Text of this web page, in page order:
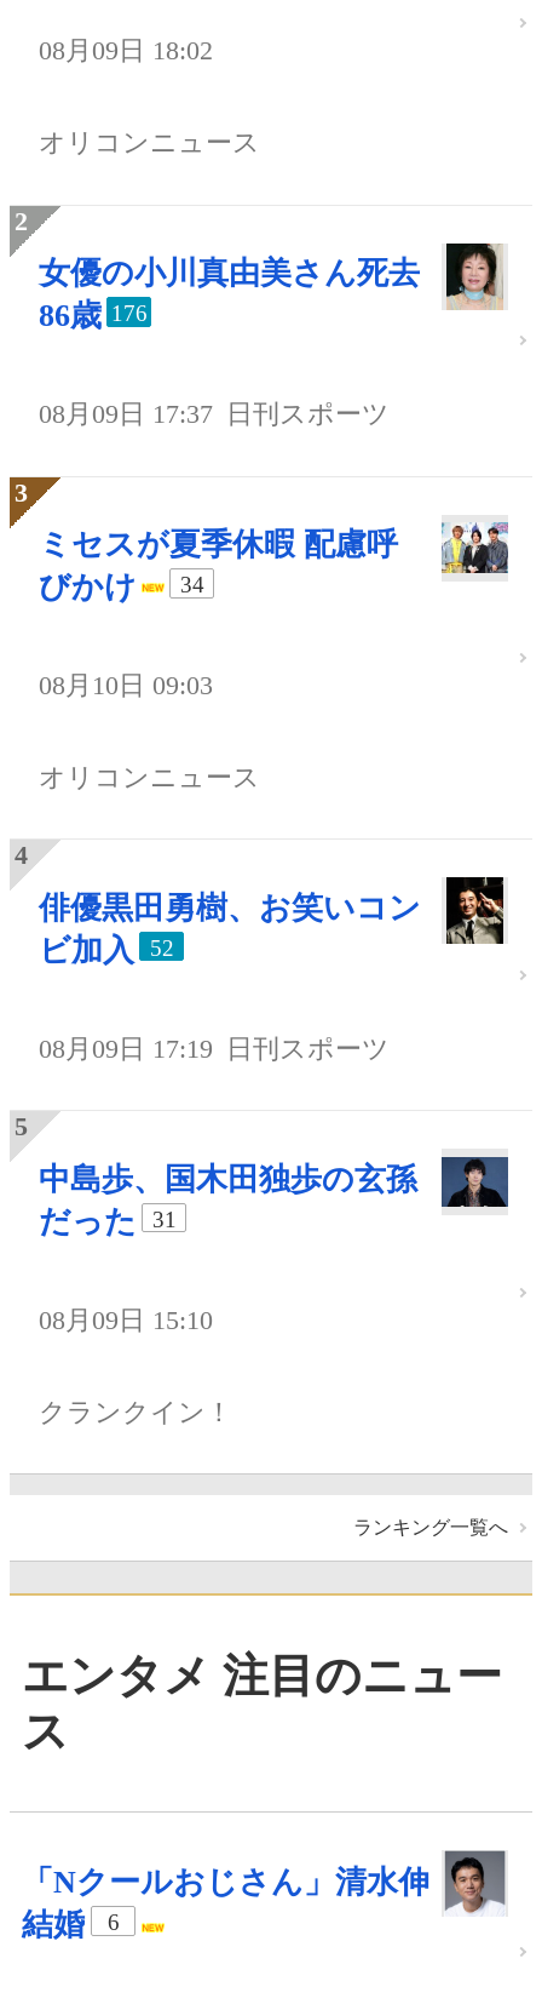
08月09日 18:02
オリコンニュース
女優の小川真由美さん死去
86歳 176
08月09日 17:37 日刊スポーツ
ミセスが夏季休暇 配慮呼
びかけ
34
08月10日 09:03
オリコンニュース
俳優黒田勇樹、お笑いコン
ビ加入
52
08月09日 17:19 日刊スポーツ
中島歩、国木田独歩の玄孫
だった
31
08月09日 15:10
クランクイン！
ランキング一覧へ
エンタメ 注目のニュー
ス
「Nクールおじさん」清水伸
結婚
6